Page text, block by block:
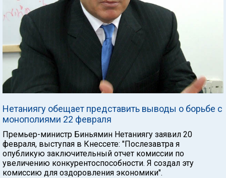
Нетаниягу обещает представить выводы о борьбе с
монополиями 22 февраля
Премьер-министр Биньямин Нетаниягу заявил 20
февраля, выступая в Кнессете: "Послезавтра я
опубликую заключительный отчет комиссии по
увеличению конкурентоспособности. Я создал эту
комиссию для оздоровления экономики".